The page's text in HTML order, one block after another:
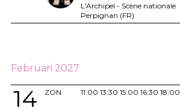
L'Archipel - Scène nationale
Perpignan (FR)
Februari 2027
ZON
14 11:00 13:30 15:00 16:30 18:00